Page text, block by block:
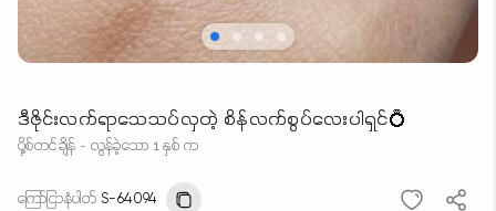
ဒီဇိုင်းလက်ရာသေသပ်လှတဲ့ စိန်လက်စွပ်လေးပါရှင်💍
ပို့စ်တင်ချိန် - လွန်ခဲ့သော 1 နှစ် က
ကြော်ငြာနံပါတ် S-64094